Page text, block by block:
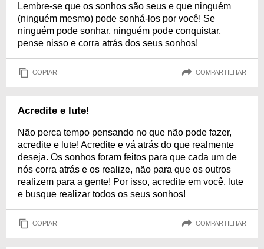
Lembre-se que os sonhos são seus e que ninguém
(ninguém mesmo) pode sonhá-los por você! Se
ninguém pode sonhar, ninguém pode conquistar,
pense nisso e corra atrás dos seus sonhos!
COPIAR COMPARTILHAR
Acredite e lute!
Não perca tempo pensando no que não pode fazer,
acredite e lute! Acredite e vá atrás do que realmente
deseja. Os sonhos foram feitos para que cada um de
nós corra atrás e os realize, não para que os outros
realizem para a gente! Por isso, acredite em você, lute
e busque realizar todos os seus sonhos!
COPIAR COMPARTILHAR